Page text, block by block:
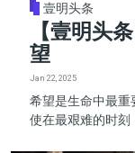
壹明头条
【壹明头
望
Jan 22, 2025
希望是生命中最
使在最艰难的时刻